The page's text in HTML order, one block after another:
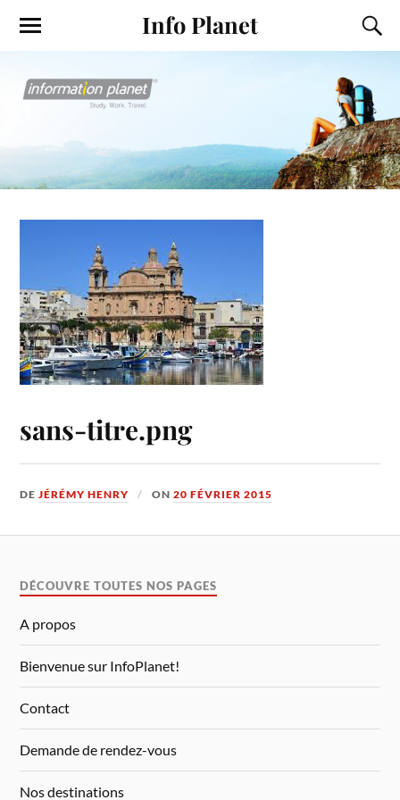
Info Planet
sans-titre.png
DEJÉRÉMY HENRY ON20 FÉVRIER 2015
DÉCOUVRE TOUTES NOS PAGES
A propos
Bienvenue sur InfoPlanet!
Contact
Demande de rendez-vous
Nos destinations